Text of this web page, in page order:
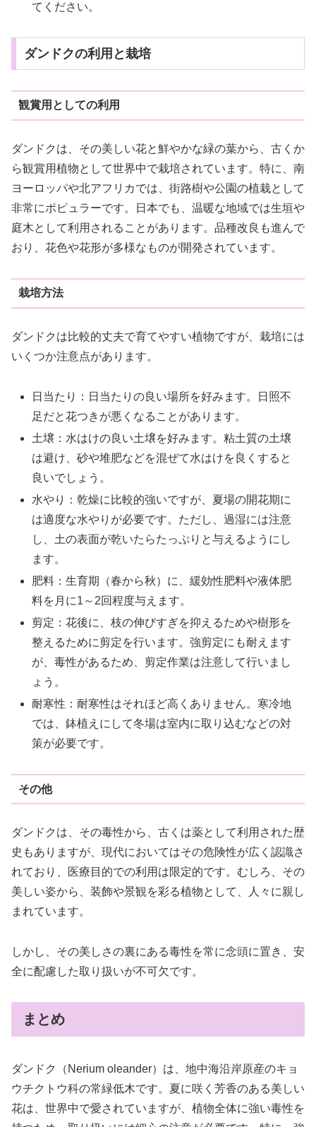
てください。
ダンドクの利用と栽培
観賞用としての利用
ダンドクは、その美しい花と鮮やかな緑の葉から、古くか
ら観賞用植物として世界中で栽培されています。特に、南
ヨーロッパや北アフリカでは、街路樹や公園の植栽として
非常にポピュラーです。日本でも、温暖な地域では生垣や
庭木として利用されることがあります。品種改良も進んで
おり、花色や花形が多様なものが開発されています。
栽培方法
ダンドクは比較的丈夫で育てやすい植物ですが、栽培には
いくつか注意点があります。
日当たり：日当たりの良い場所を好みます。日照不
足だと花つきが悪くなることがあります。
土壌：水はけの良い土壌を好みます。粘土質の土壌
は避け、砂や堆肥などを混ぜて水はけを良くすると
良いでしょう。
水やり：乾燥に比較的強いですが、夏場の開花期に
は適度な水やりが必要です。ただし、過湿には注意
し、土の表面が乾いたらたっぷりと与えるようにし
ます。
肥料：生育期（春から秋）に、緩効性肥料や液体肥
料を月に1～2回程度与えます。
剪定：花後に、枝の伸びすぎを抑えるためや樹形を
整えるために剪定を行います。強剪定にも耐えます
が、毒性があるため、剪定作業は注意して行いまし
ょう。
耐寒性：耐寒性はそれほど高くありません。寒冷地
では、鉢植えにして冬場は室内に取り込むなどの対
策が必要です。
その他
ダンドクは、その毒性から、古くは薬として利用された歴
史もありますが、現代においてはその危険性が広く認識さ
れており、医療目的での利用は限定的です。むしろ、その
美しい姿から、装飾や景観を彩る植物として、人々に親し
まれています。
しかし、その美しさの裏にある毒性を常に念頭に置き、安
全に配慮した取り扱いが不可欠です。
まとめ
ダンドク（Nerium oleander）は、地中海沿岸原産のキョ
ウチクトウ科の常緑低木です。夏に咲く芳香のある美しい
花は、世界中で愛されていますが、植物全体に強い毒性を